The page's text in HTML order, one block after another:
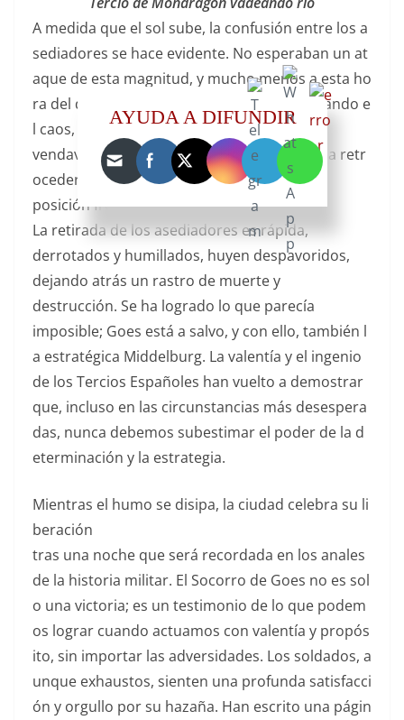
A medida que el sol sube, la confusión entre los a
sediadores se hace evidente. No esperaban un at
aque de esta magnitud, y mucho menos a esta ho
ra del día. Los Tercios españoles, aprovechando e
l caos, avanzan como un
vendaval. Las fuerzas enemigas comienzan a retr
oceder, incapaces de mantener su
posición frente a la fiereza del ataque
La retirada de los asediadores es rápida,
derrotados y humillados, huyen despavoridos,
dejando atrás un rastro de muerte y
destrucción. Se ha logrado lo que parecía
imposible; Goes está a salvo, y con ello, también l
a estratégica Middelburg. La valentía y el ingenio
de los Tercios Españoles han vuelto a demostrar
que, incluso en las circunstancias más desespera
das, nunca debemos subestimar el poder de la d
eterminación y la estrategia.
Mientras el humo se disipa, la ciudad celebra su li
beración
tras una noche que será recordada en los anales
de la historia militar. El Socorro de Goes no es sol
o una victoria; es un testimonio de lo que podem
os lograr cuando actuamos con valentía y propós
ito, sin importar las adversidades. Los soldados, a
unque exhaustos, sienten una profunda satisfacci
ón y orgullo por su hazaña. Han escrito una págin
AYUDA A DIFUNDIR